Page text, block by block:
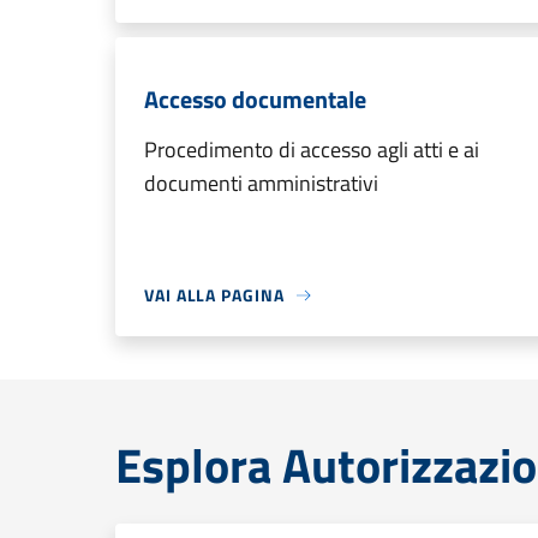
Accesso documentale
Procedimento di accesso agli atti e ai
documenti amministrativi
VAI ALLA PAGINA
Esplora